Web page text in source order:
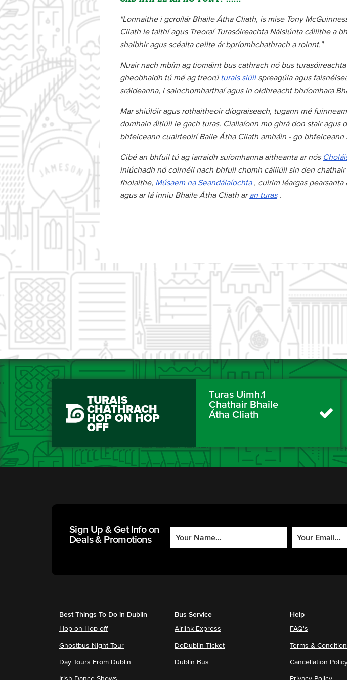
"Lonnaithe i gcroílár Bhaile Átha Cliath, is mise Tony
Cliath le taithí agus Treoraí Turasóireachta Náisiúnta cáilithe a
shaibhir agus scéalta ceilte ár bpríomhchathrach a roinnt."
Nuair nach mbím ag tiomáint bus cathrach nó bus
gheobhaidh tú mé ag treorú turais siúilspreagúla agus
sráideanna, i sainchomharthaí agus in oidhreacht bhríomhara
Mar shiúlóir agus rothaitheoir díograiseach, tugann mé
domhain áitiúil le gach turas. Ciallaíonn mo ghrá don stair agus
bhfeiceann cuairteoirí Baile Átha Cliath amháin - go bhfeiceann
Cibé an bhfuil tú ag iarraidh suíomhanna aitheanta ar nós
iniúchadh nó coirnéil nach bhfuil chomh cáiliúil sin den chathair
fholaithe, Músaem na Seandálaíochta, cuirim léargas pearsanta
agus ar lá inniu Bhaile Átha Cliath aran turas.
TURAIS
CHATHRACH
HOP ON HOP
OFF
Turas Uimh.1
Chathair Bhaile
Átha Cliath
Sign Up & Get Info on
Deals & Promotions
Best Things To Do in Dublin
Hop-on Hop-off
Ghostbus Night Tour
Day Tours From Dublin
Bus Service
Airlink Express
DoDublin Ticket
Dublin Bus
Help
FAQ's
Terms &
Cancellation